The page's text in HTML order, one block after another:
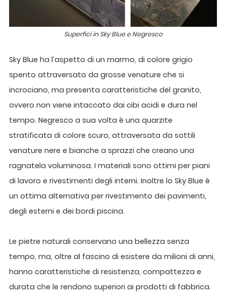
Superfici in Sky Blue e Negresco
Sky Blue ha l’aspetto di un marmo, di colore grigio
spento attraversato da grosse venature che si
incrociano, ma presenta caratteristiche del granito,
ovvero non viene intaccato dai cibi acidi e dura nel
tempo. Negresco a sua volta è una quarzite
stratificata di colore scuro, attraversata da sottili
venature nere e bianche a sprazzi che creano una
ragnatela voluminosa. I materiali sono ottimi per piani
di lavoro e rivestimenti degli interni. Inoltre lo Sky Blue è
un ottima alternativa per rivestimento dei pavimenti,
degli esterni e dei bordi piscina.
Le pietre naturali conservano una bellezza senza
tempo, ma, oltre al fascino di esistere da milioni di anni,
hanno caratteristiche di resistenza, compattezza e
durata che le rendono superiori ai prodotti di fabbrica.